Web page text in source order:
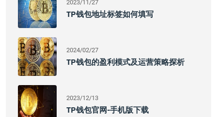
2023/11/27
TP钱包地址标签如何填写
2024/02/27
TP钱包的盈利模式及运营策略探析
2023/12/13
TP钱包官网-手机版下载